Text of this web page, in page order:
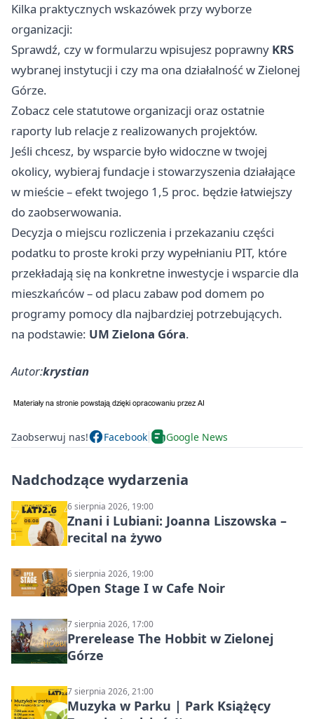
Kilka praktycznych wskazówek przy wyborze
organizacji:
Sprawdź, czy w formularzu wpisujesz poprawny KRS
wybranej instytucji i czy ma ona działalność w Zielonej
Górze.
Zobacz cele statutowe organizacji oraz ostatnie
raporty lub relacje z realizowanych projektów.
Jeśli chcesz, by wsparcie było widoczne w twojej
okolicy, wybieraj fundacje i stowarzyszenia działające
w mieście – efekt twojego 1,5 proc. będzie łatwiejszy
do zaobserwowania.
Decyzja o miejscu rozliczenia i przekazaniu części
podatku to proste kroki przy wypełnianiu PIT, które
przekładają się na konkretne inwestycje i wsparcie dla
mieszkańców – od placu zabaw pod domem po
programy pomocy dla najbardziej potrzebujących.
na podstawie: UM Zielona Góra.
Autor:krystian
Zaobserwuj nas! Facebook Google News
Nadchodzące wydarzenia
6 sierpnia 2026, 19:00
Znani i Lubiani: Joanna Liszowska –
recital na żywo
6 sierpnia 2026, 19:00
Open Stage I w Cafe Noir
7 sierpnia 2026, 17:00
Prerelease The Hobbit w Zielonej
Górze
7 sierpnia 2026, 21:00
Muzyka w Parku | Park Książęcy